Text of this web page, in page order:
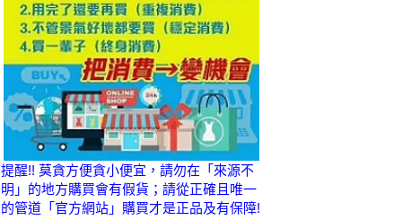
提醒!! 莫貪方便貪小便宜，請勿在「來源不
明」的地方購買會有假貨；請從正確且唯一
的管道「官方網站」購買才是正品及有保障!